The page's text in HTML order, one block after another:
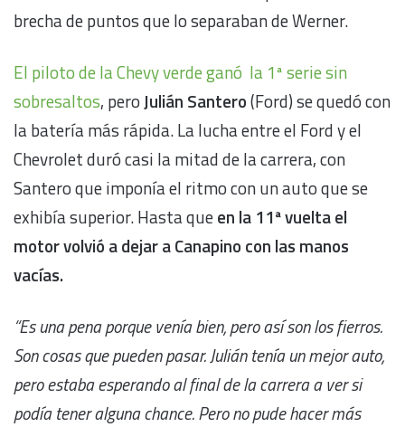
brecha de puntos que lo separaban de Werner.
El piloto de la Chevy verde ganó la 1ª serie sin
sobresaltos, peroJulián Santero(Ford) se quedó con
la batería más rápida. La lucha entre el Ford y el
Chevrolet duró casi la mitad de la carrera, con
Santero que imponía el ritmo con un auto que se
exhibía superior. Hasta queen la 11ª vuelta el
motor volvió a dejar a Canapino con las manos
vacías.
“Es una pena porque venía bien, pero así son los fierros.
Son cosas que pueden pasar. Julián tenía un mejor auto,
pero estaba esperando al final de la carrera a ver si
podía tener alguna chance. Pero no pude hacer más